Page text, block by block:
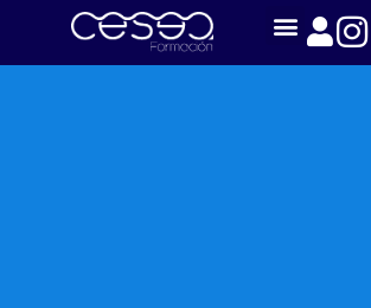
content